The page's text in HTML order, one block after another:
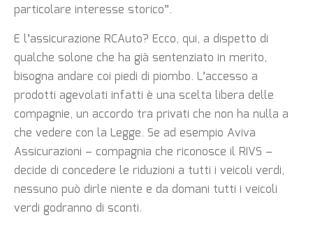
particolare interesse storico”.
E l’assicurazione RCAuto? Ecco, qui, a dispetto di
qualche solone che ha già sentenziato in merito,
bisogna andare coi piedi di piombo. L’accesso a
prodotti agevolati infatti è una scelta libera delle
compagnie, un accordo tra privati che non ha nulla a
che vedere con la Legge. Se ad esempio Aviva
Assicurazioni – compagnia che riconosce il RIVS –
decide di concedere le riduzioni a tutti i veicoli verdi,
nessuno può dirle niente e da domani tutti i veicoli
verdi godranno di sconti.